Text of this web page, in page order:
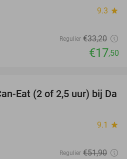
9.3 star
Regulier €33,20
€17,50
30%
Eat (2 of 2,5 uur) bij Da
9.1 star
Regulier €51,90